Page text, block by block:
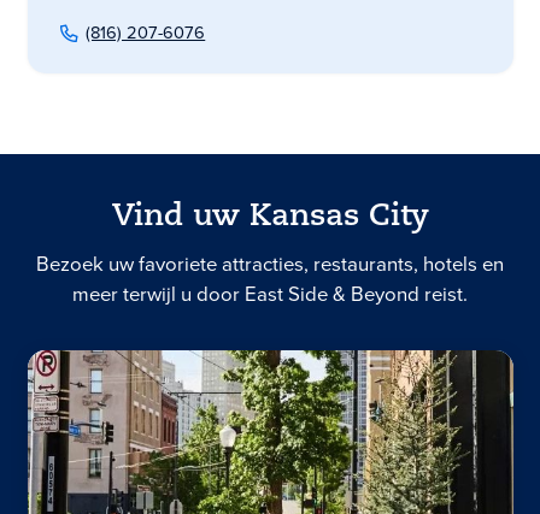
(816) 207-6076
Vind uw Kansas City
Bezoek uw favoriete attracties, restaurants, hotels en
meer terwijl u door East Side & Beyond reist.